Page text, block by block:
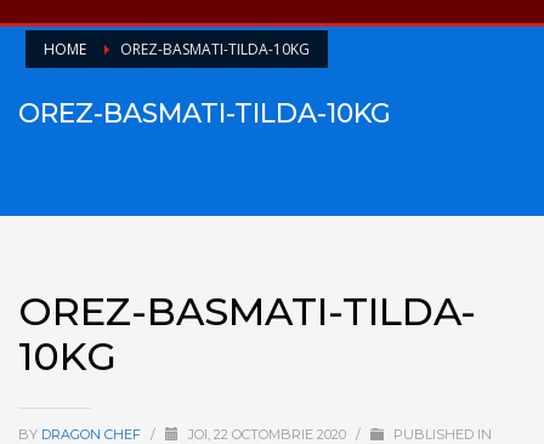
HOME OREZ-BASMATI-TILDA-10KG
OREZ-BASMATI-TILDA-10KG
OREZ-BASMATI-TILDA-
10KG
BY DRAGON CHEF / JOI, 22 OCTOMBRIE 2020 / PUBLISHED IN